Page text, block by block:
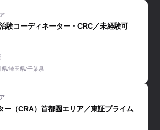
験コーディネーター・CRC／未経験可
/埼玉県/千葉県
ー（CRA）首都圏エリア／東証プライム